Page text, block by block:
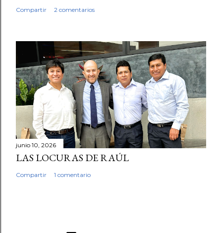
Compartir 2 comentarios
junio 10, 2026
LAS LOCURAS DE RAÚL
Compartir 1 comentario